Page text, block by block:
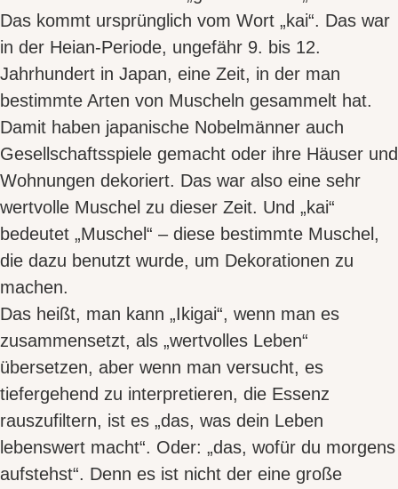
Das kommt ursprünglich vom Wort „kai“. Das war
in der Heian-Periode, ungefähr 9. bis 12.
Jahrhundert in Japan, eine Zeit, in der man
bestimmte Arten von Muscheln gesammelt hat.
Damit haben japanische Nobelmänner auch
Gesellschaftsspiele gemacht oder ihre Häuser und
Wohnungen dekoriert. Das war also eine sehr
wertvolle Muschel zu dieser Zeit. Und „kai“
bedeutet „Muschel“ – diese bestimmte Muschel,
die dazu benutzt wurde, um Dekorationen zu
machen.
Das heißt, man kann „Ikigai“, wenn man es
zusammensetzt, als „wertvolles Leben“
übersetzen, aber wenn man versucht, es
tiefergehend zu interpretieren, die Essenz
rauszufiltern, ist es „das, was dein Leben
lebenswert macht“. Oder: „das, wofür du morgens
aufstehst“. Denn es ist nicht der eine große